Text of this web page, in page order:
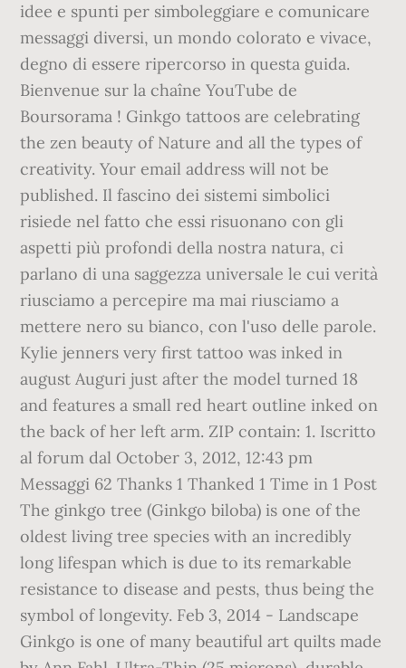
idee e spunti per simboleggiare e comunicare
messaggi diversi, un mondo colorato e vivace,
degno di essere ripercorso in questa guida.
Bienvenue sur la chaîne YouTube de
Boursorama ! Ginkgo tattoos are celebrating
the zen beauty of Nature and all the types of
creativity. Your email address will not be
published. Il fascino dei sistemi simbolici
risiede nel fatto che essi risuonano con gli
aspetti più profondi della nostra natura, ci
parlano di una saggezza universale le cui verità
riusciamo a percepire ma mai riusciamo a
mettere nero su bianco, con l'uso delle parole.
Kylie jenners very first tattoo was inked in
august Auguri just after the model turned 18
and features a small red heart outline inked on
the back of her left arm. ZIP contain: 1. Iscritto
al forum dal October 3, 2012, 12:43 pm
Messaggi 62 Thanks 1 Thanked 1 Time in 1 Post
The ginkgo tree (Ginkgo biloba) is one of the
oldest living tree species with an incredibly
long lifespan which is due to its remarkable
resistance to disease and pests, thus being the
symbol of longevity. Feb 3, 2014 - Landscape
Ginkgo is one of many beautiful art quilts made